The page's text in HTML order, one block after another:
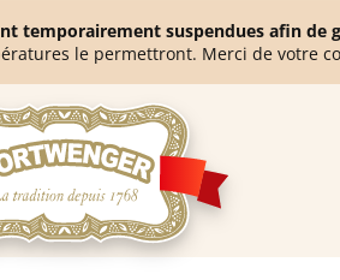
temporairement suspendues afin
le permettront. Merci de votre